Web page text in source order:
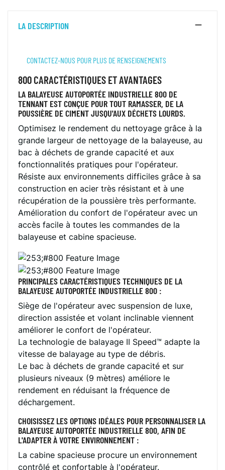
LA DESCRIPTION
CONTACTEZ-NOUS POUR PLUS DE RENSEIGNEMENTS
800 CARACTÉRISTIQUES ET AVANTAGES
LA BALAYEUSE AUTOPORTÉE INDUSTRIELLE 800 DE
TENNANT EST CONÇUE POUR TOUT RAMASSER, DE LA
POUSSIÈRE DE CIMENT JUSQU'AUX DÉCHETS LOURDS.
Optimisez le rendement du nettoyage grâce à la
grande largeur de nettoyage de la balayeuse, au
bac à déchets de grande capacité et aux
fonctionnalités pratiques pour l'opérateur.
Résiste aux environnements difficiles grâce à sa
construction en acier très résistant et à une
récupération de la poussière très performante.
Amélioration du confort de l'opérateur avec un
accès facile à toutes les commandes de la
balayeuse et cabine spacieuse.
PRINCIPALES CARACTÉRISTIQUES TECHNIQUES DE LA
BALAYEUSE AUTOPORTÉE INDUSTRIELLE 800 :
Siège de l'opérateur avec suspension de luxe,
direction assistée et volant inclinable viennent
améliorer le confort de l'opérateur.
La technologie de balayage II Speed™ adapte la
vitesse de balayage au type de débris.
Le bac à déchets de grande capacité et sur
plusieurs niveaux (9 mètres) améliore le
rendement en réduisant la fréquence de
déchargement.
CHOISISSEZ LES OPTIONS IDÉALES POUR PERSONNALISER LA
BALAYEUSE AUTOPORTÉE INDUSTRIELLE 800, AFIN DE
L'ADAPTER À VOTRE ENVIRONNEMENT :
La cabine spacieuse procure un environnement
contrôlé et confortable à l'opérateur.